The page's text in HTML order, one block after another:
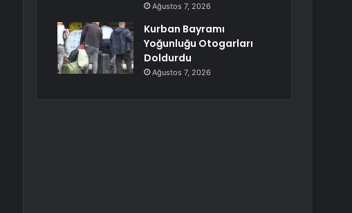
Ağustos 7, 2026
Kurban Bayramı
Yoğunluğu Otogarları
Doldurdu
Ağustos 7, 2026